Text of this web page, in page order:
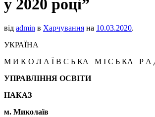
у 2020 році”
від admin в Харчування на 10.03.2020.
УКРАЇНА
М И К О Л А Ї В С Ь КА М І С Ь КА Р А
УПРАВЛІННЯ ОСВІТИ
НАКАЗ
м. Миколаїв